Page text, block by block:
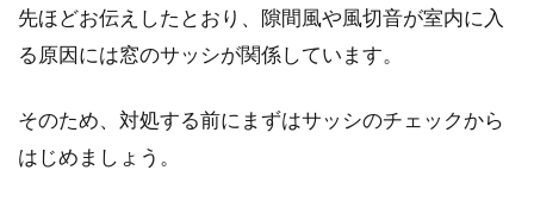
玄関前の階段をタイル張りに！選び
先ほどお伝えしたとおり、隙間風や風切音が室内に入
る原因には窓のサッシが関係しています。
そのため、対処する前にまずはサッシのチェックから
はじめましょう。